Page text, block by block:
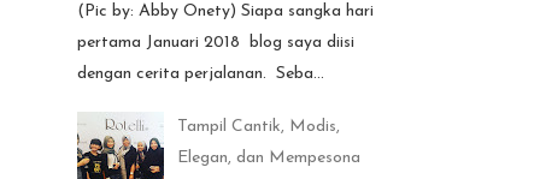
(Pic by: Abby Onety) Siapa sangka hari
pertama Januari 2018 blog saya diisi
dengan cerita perjalanan. Seba...
Tampil Cantik, Modis,
Elegan, dan Mempesona